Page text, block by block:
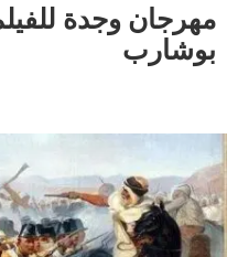
مهرجان وجدة
بوشارب